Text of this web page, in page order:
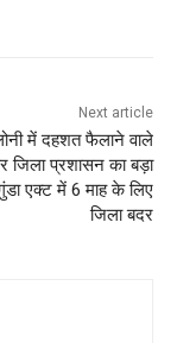
Next article
में दहशत फैलाने वाले
जिला प्रशासन का बड़ा
एक्ट में 6 माह के लिए
जिला बदर